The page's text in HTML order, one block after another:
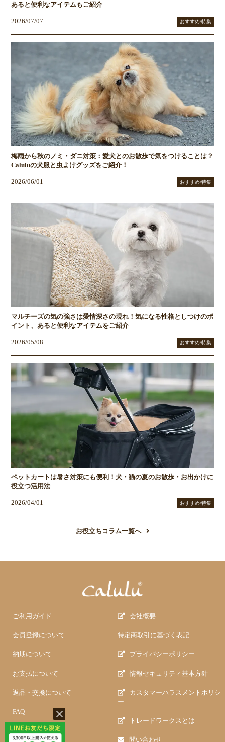
あると便利なアイテムもご紹介
2026/07/07 おすすめ/特集
梅雨から秋のノミ・ダニ対策：愛犬とのお散歩で気をつけることは？
Caluluの犬服と虫よけグッズをご紹介！
2026/06/01 おすすめ/特集
マルチーズの気の強さは愛情深さの現れ！気になる性格としつけのポ
イント、あると便利なアイテムをご紹介
2026/05/08 おすすめ/特集
ペットカートは暑さ対策にも便利！犬・猫の夏のお散歩・お出かけに
役立つ活用法
2026/04/01 おすすめ/特集
お役立ちコラム一覧へ
ご利用ガイド
会員登録について
納期について
お支払について
返品・交換について
FAQ
会社概要
特定商取引に基づく表記
プライバシーポリシー
情報セキュリティ基本方針
カスタマーハラスメントポリシ
ー
トレードワークスとは
問い合わせ